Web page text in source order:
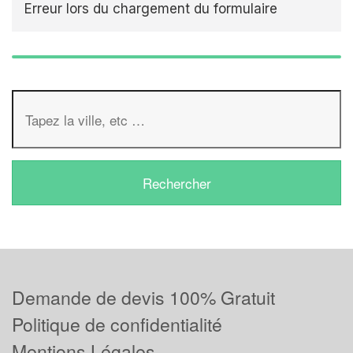
Erreur lors du chargement du formulaire
Demande de devis 100% Gratuit
Politique de confidentialité